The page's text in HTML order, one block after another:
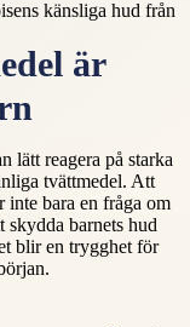
är
lätt reagera på starka
tvättmedel. Att
inte bara en fråga om
skydda barnets hud
blir en trygghet för